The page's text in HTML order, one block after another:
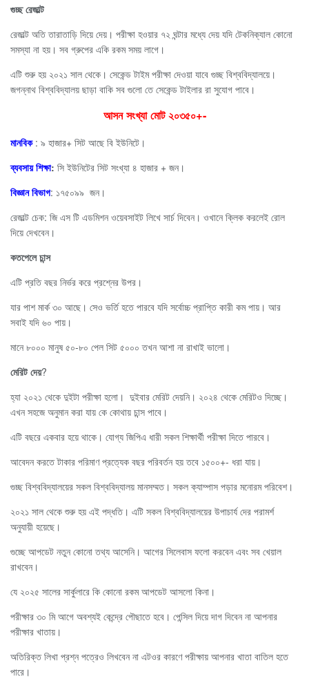
গুচ্ছ রেজাল্ট
রেজাল্ট অতি তারাতাড়ি দিয়ে দেয়। পরীক্ষা হওয়ার ৭২ ঘন্টার মধ্যে দেয় যদি টেকনিক্যাল কোনো
সমস্যা না হয়। সব গ্রুপের একি রকম সময় লাগে।
এটি শুরু হয় ২০২১ সাল থেকে। সেকেন্ড টাইম পরীক্ষা দেওয়া যাবে গুচ্ছ বিশ্ববিদ্যালয়ে।
জগন্নাথ বিশ্ববিদ্যালয় ছাড়া বাকি সব গুলো তে সেকেন্ড টাইলার রা সুযোগ পাবে।
আসন সংখ্যা মোট ২০৩৫০+-
মানবিক: ৯ হাজার+ সিট আছে বি ইউনিটে।
ব্যবসায় শিক্ষা: সি ইউনিটের সিট সংখ্যা ৪ হাজার + জন।
বিজ্ঞান বিভাগ: ১৭৫০৯৯ জন।
রেজাল্ট চেক: জি এস টি এডমিশন ওয়েবসাইট লিখে সার্চ দিবেন। ওখানে ক্লিক করলেই রোল
দিয়ে দেখবেন।
কতপেলে চান্স
এটি প্রতি বছর নির্ভর করে প্রশ্নের উপর।
যার পাশ মার্ক ৩০ আছে। সেও ভর্তি হতে পারবে যদি সর্বোচ্চ প্রাপ্তি কারী কম পায়। আর
সবাই যদি ৬০ পায়।
মানে৮০০০ মানুষ ৫০-৮০ পেল সিট ৫০০০ তখন আশা না রাখাই ভালো।
মেরিট দেয়?
হ্যা ২০২১ থেকে দুইটা পরীক্ষা হলো। দুইবার মেরিট দেয়নি। ২০২৪ থেকে মেরিটও দিচ্ছে।
এখন সহজে অনুমান করা যায় কে কোথায় চান্স পাবে।
এটি বছরে একবার হয়ে থাকে। যোগ্য জিপিএ ধারী সকল শিক্ষার্থী পরীক্ষা দিতে পারবে।
আবেদন করতে টাকার পরিমাণ প্রত্যেক বছর পরিবর্তন হয় তবে ১৫০০+- ধরা যায়।
গুচ্ছ বিশ্ববিদ্যালয়ের সকল বিশ্ববিদ্যালয় মানসম্মত। সকল ক্যাম্পাস পড়ার মনোরম পরিবেশ।
২০২১ সাল থেকে শুরু হয় এই পদ্ধতি। এটি সকল বিশ্ববিদ্যালয়ের উপাচার্য দের পরামর্শ
অনুযায়ী হয়েছে।
গুচ্ছে আপডেট নতুন কোনো তথ্য আসেনি। আগের সিলেবাস ফলো করবেন এবং সব খেয়াল
রাখবেন।
যে ২০২৫ সালের সার্কুলারে কি কোনো রকম আপডেট আসলো কিনা।
পরীক্ষার ৩০ মি আগে অবশ্যই কেন্দ্রে পৌছাতে হবে। পেন্সিল দিয়ে দাগ দিবেন না আপনার
পরীক্ষার খাতায়।
অতিরিক্ত লিখা প্রশ্ন পত্রেও লিখবেন না এটওর কারণে পরীক্ষায় আপনার খাতা বাতিল হতে
পারে।